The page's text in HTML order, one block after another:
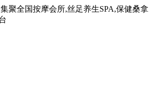
聚全国按摩会所,丝足养生SPA,保健桑拿